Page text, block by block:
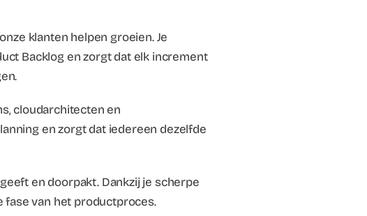
klanten helpen groeien. Je
Backlog en zorgt dat elk increment
cloudarchitecten en
en zorgt dat iedereen dezelfde
en doorpakt. Dankzij je scherpe
fase van het productproces.